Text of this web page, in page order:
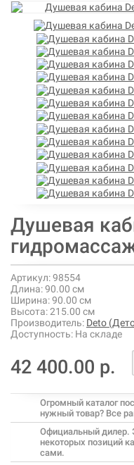
Душевая
Артикул:98554
Длина:90.00 см
Ширина:90.00 см
Высота:215.00 см
Производитель: Deto
Доступность: На складе
42 400.00 р.
Огромный каталог
нужный товар? Все
Официальный дилер.
некоторых позиций
сами.